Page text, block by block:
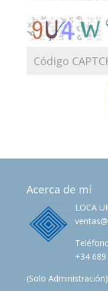
Acerca de mí
LOCA
+34
(Solo Administración)